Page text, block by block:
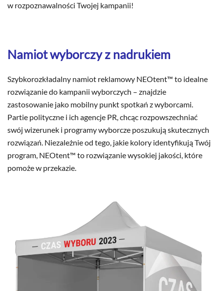
w rozpoznawalności Twojej kampanii!
Namiot wyborczy z nadrukiem
Szybkorozkładalny namiot reklamowy NEOtent™ to idealne
rozwiązanie do kampanii wyborczych – znajdzie
zastosowanie jako mobilny punkt spotkań z wyborcami.
Partie polityczne i ich agencje PR, chcąc rozpowszechniać
swój wizerunek i programy wyborcze poszukują skutecznych
rozwiązań. Niezależnie od tego, jakie kolory identyfikują Twój
program, NEOtent™ to rozwiązanie wysokiej jakości, które
pomoże w przekazie.